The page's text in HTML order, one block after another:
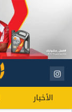
الأخبار